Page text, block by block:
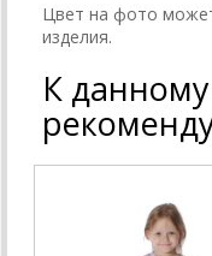
Цвет на фото
изделия.
К